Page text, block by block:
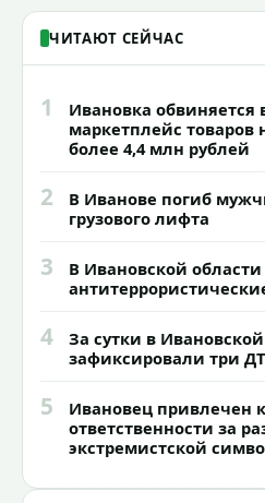
ЧИТАЮТ СЕЙЧАС
1
Ивановка
маркетплейс
более 4,4 млн рублей
2
В Иванове погиб
грузового лифта
3
В Ивановской
4
За сутки в
зафиксировали три
5
Ивановец привлечен
ответственности за
экстремистской